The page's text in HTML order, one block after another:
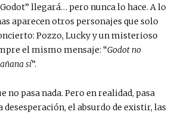
llegará… pero nunca lo hace. A lo
aparecen otros personajes que solo
Pozzo, Lucky y un misterioso
el mismo mensaje: “Godot no
sí”.
no pasa nada. Pero en realidad, pasa
el absurdo de existir, las